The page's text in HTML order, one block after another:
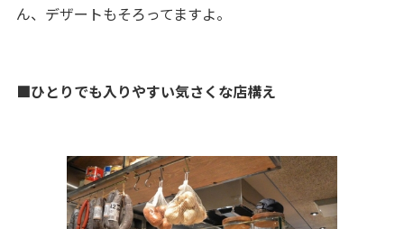
ん、デザートもそろってますよ。
■ひとりでも入りやすい気さくな店構え